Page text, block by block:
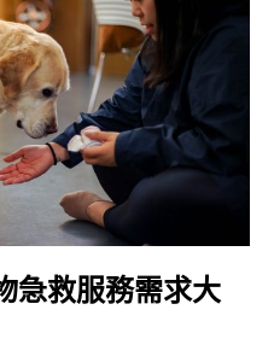
救服務需求大